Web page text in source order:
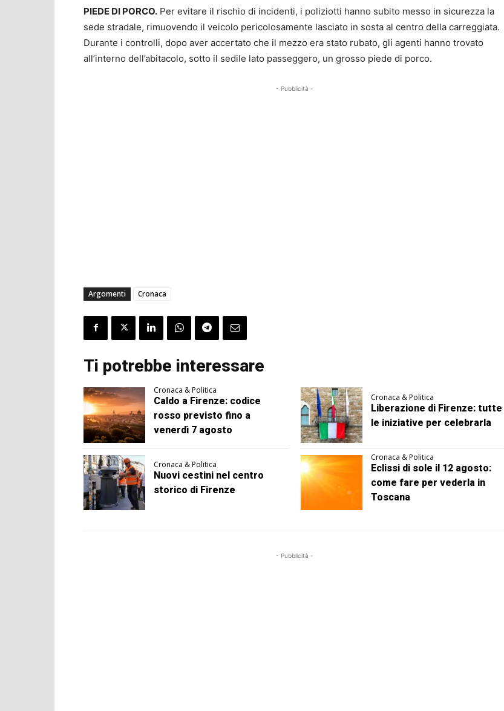
PIEDE DI PORCO. Per evitare il rischio di incidenti, i poliziotti hanno subito messo in sicurezza la
sede stradale, rimuovendo il veicolo pericolosamente lasciato in sosta al centro della carreggiata.
Durante i controlli, dopo aver accertato che il mezzo era stato rubato, gli agenti hanno trovato
all’interno dell’abitacolo, sotto il sedile lato passeggero, un grosso piede di porco.
- Pubblicità -
Argomenti Cronaca
Ti potrebbe interessare
Cronaca & Politica
Caldo a Firenze: codice
rosso previsto fino a
venerdì 7 agosto
Cronaca & Politica
Liberazione di Firenze: tutte
le iniziative per celebrarla
Cronaca & Politica
Nuovi cestini nel centro
storico di Firenze
Cronaca & Politica
Eclissi di sole il 12 agosto:
come fare per vederla in
Toscana
- Pubblicità -